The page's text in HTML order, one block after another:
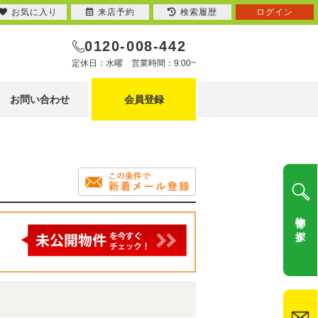
0120-008-442
定休日：水曜 営業時間：9:00~
お問い合わせ 会員登録
お気に入り 来店予約 検索履歴 ログイン
物件を探す